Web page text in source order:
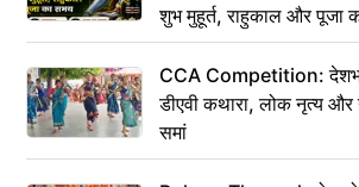
शुभ मुहूर्त, राहुकाल और पूजा
CCA Competition:
डीएवी कथारा, लोक नृत्य और
समां